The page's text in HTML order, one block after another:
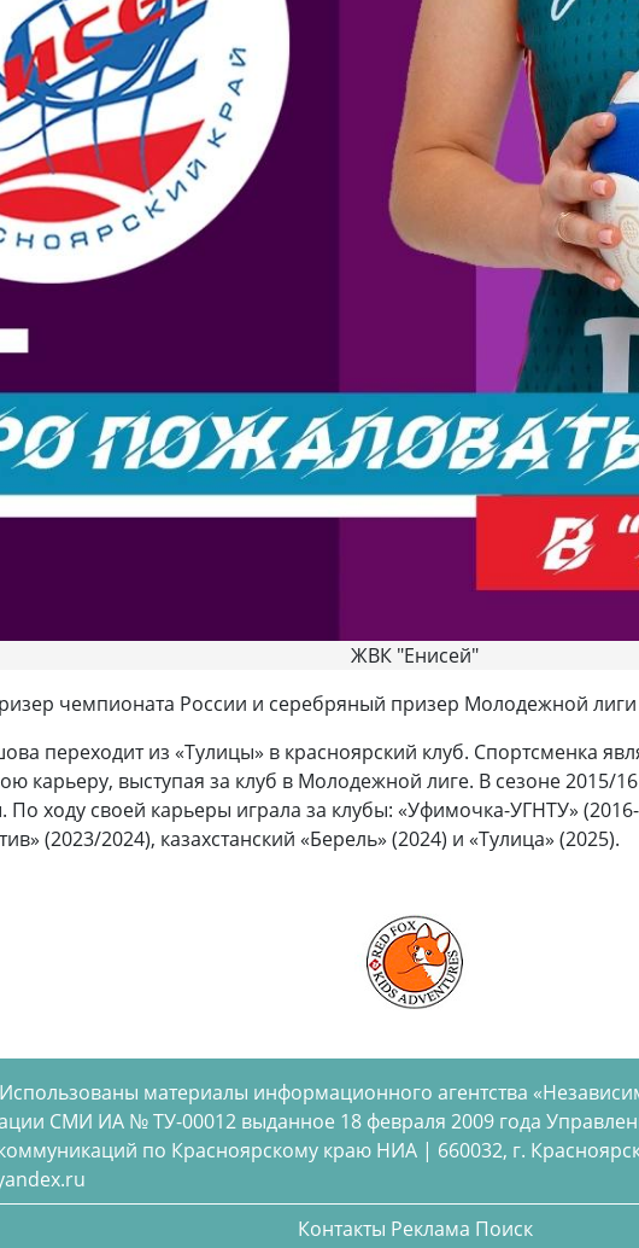
ЖВК "Енисей"
чемпионата России и серебряный призер Молодежной лиги
переходит из «Тулицы» в красноярский клуб. Спортсменка
карьеру, выступая за клуб в Молодежной лиге. В сезоне 2015/
ходу своей карьеры играла за клубы: «Уфимочка-УГНТУ»
(2023/2024), казахстанский «Берель» (2024) и «Тулица» (2025).
материалы информационного агентства
СМИ ИА № ТУ-00012 выданное 18 февраля 2009 года
по Красноярскому краю НИА | 660032, г.
Контакты Реклама Поиск